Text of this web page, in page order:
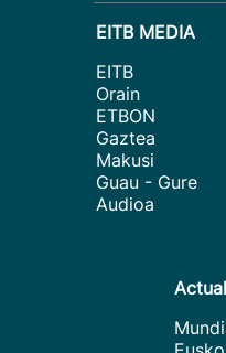
EITB MEDIA
EITB
Orain
ETBON
Gaztea
Makusi
Guau - Gure
Audioa